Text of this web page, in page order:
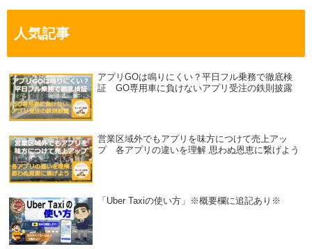
人気記事
アプリGOは鳴りにくい？平日フル乗務で徹底検
証 GO専用車に負けないアプリ受注の鉄則披露
営業区域外でもアプリを味方につけて売上アッ
プ 各アプリの違いを理解 思わぬ恩恵に繋げよう
「Uber Taxiの使い方」※概要欄に追記あり※